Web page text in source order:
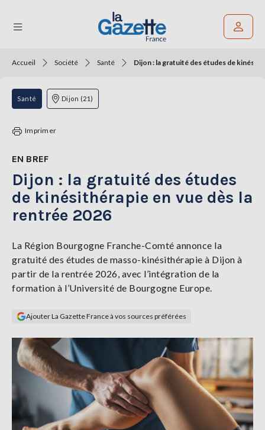
THÉMATIQUES
RÉGIONS
TENDANCES
SERVICES
LA
Se
connecter
S'abonner
Accueil Société Santé Dijon : la gratuité des études de
Santé Dijon (21)
Imprimer
EN BREF
Dijon : la gratuité des études
de kinésithérapie en vue dès la
rentrée 2026
La Région Bourgogne Franche-Comté annonce la
gratuité des études de masso-kinésithérapie à Dijon à
partir de la rentrée 2026, avec l’intégration de la
formation à l’Université de Bourgogne Europe.
Ajouter La Gazette France à vos sources préférées